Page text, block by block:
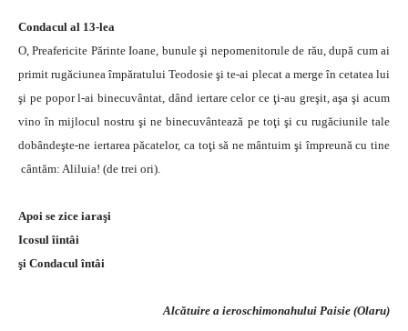
Condacul al 13-lea
O, Preafericite Părinte Ioane, bunule şi nepomenitorule de rău, după cum ai
primit rugăciunea împăratului Teodosie şi te-ai plecat a merge în cetatea lui
şi pe popor l-ai binecuvântat, dând iertare celor ce ţi-au greşit, aşa şi acum
vino în mijlocul nostru şi ne binecuvântează pe toţi şi cu rugăciunile tale
dobândeşte-ne iertarea păcatelor, ca toţi să ne mântuim şi împreună cu tine
cântăm: Aliluia! (de trei ori).
Apoi se zice iaraşi
Icosul îintâi
şi Condacul întâi
Alcătuire a ieroschimonahului Paisie (Olaru)